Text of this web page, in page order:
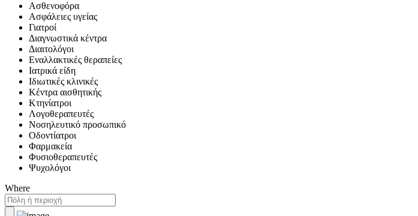
Ασθενοφόρα
Ασφάλειες υγείας
Γιατροί
Διαγνωστικά κέντρα
Διαιτολόγοι
Εναλλακτικές θεραπείες
Ιατρικά είδη
Ιδιωτικές κλινικές
Κέντρα αισθητικής
Κτηνίατροι
Λογοθεραπευτές
Νοσηλευτικό προσωπικό
Οδοντίατροι
Φαρμακεία
Φυσιοθεραπευτές
Ψυχολόγοι
Where